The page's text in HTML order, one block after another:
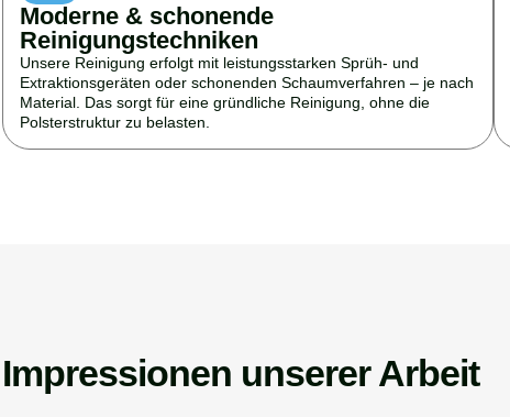
Moderne & schonende
Reinigungstechniken
Unsere Reinigung erfolgt mit leistungsstarken Sprüh- und
Extraktionsgeräten oder schonenden Schaumverfahren – je nach
Material. Das sorgt für eine gründliche Reinigung, ohne die
Polsterstruktur zu belasten.
Impressionen unserer Arbeit